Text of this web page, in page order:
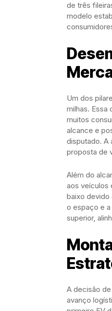
de três
modelo
Um dos
milhas. Essa
muitos
alcance e
disputado. A
proposta de
Além do
aos veículos
baixo devido
o espaço e
superior,
A decisão
avanço